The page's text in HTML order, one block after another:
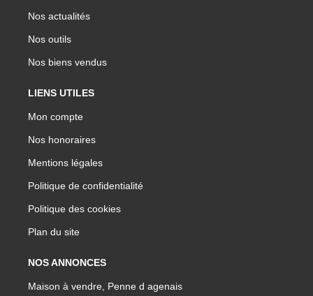
Nos actualités
Nos outils
Nos biens vendus
LIENS UTILES
Mon compte
Nos honoraires
Mentions légales
Politique de confidentialité
Politique des cookies
Plan du site
NOS ANNONCES
Maison à vendre, Penne d agenais